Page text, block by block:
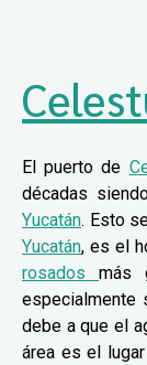
El puerto de
décadas
Yucatán. Esto
Yucatán, es el
rosadosmás
especialmente
debe a que el
área es el